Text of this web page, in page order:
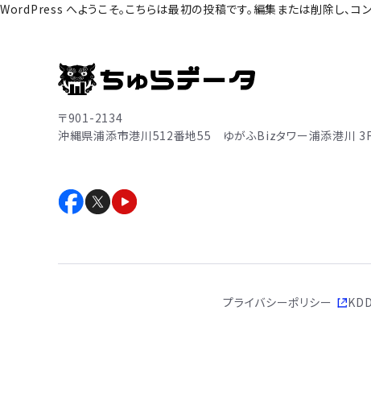
WordPress へようこそ。こちらは最初の投稿です。編集または削除し、コ
〒901-2134
沖縄県浦添市港川512番地55 ゆがふBizタワー浦添港川
プライバシーポリシー